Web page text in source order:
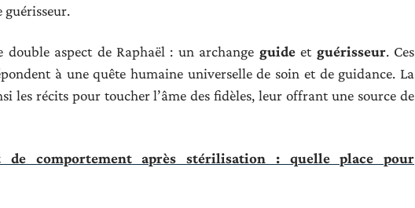
guérisseur.
double aspect de Raphaël : un archange guideet guérisseur. Ces
à une quête humaine universelle de soin et de guidance. La
les récits pour toucher l’âme des fidèles, leur offrant une source de
de comportement après stérilisation : quelle place pour